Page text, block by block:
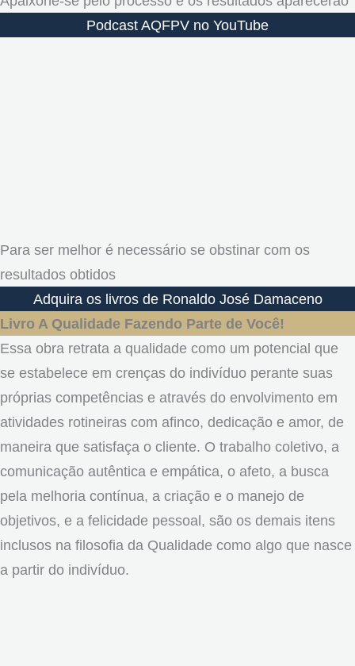
Podcast AQFPV no YouTube
Para ser melhor é necessário se obstinar com os
resultados obtidos
Adquira os livros de Ronaldo José Damaceno
Livro A Qualidade Fazendo Parte de Você!
Essa obra retrata a qualidade como um potencial que
se estabelece em crenças do indivíduo perante suas
próprias competências e através do envolvimento em
atividades rotineiras com afinco, dedicação e amor, de
maneira que satisfaça o cliente. O trabalho coletivo, a
comunicação autêntica e empática, o afeto, a busca
pela melhoria contínua, a criação e o manejo de
objetivos, e a felicidade pessoal, são os demais itens
inclusos na filosofia da Qualidade como algo que nasce
a partir do indivíduo.